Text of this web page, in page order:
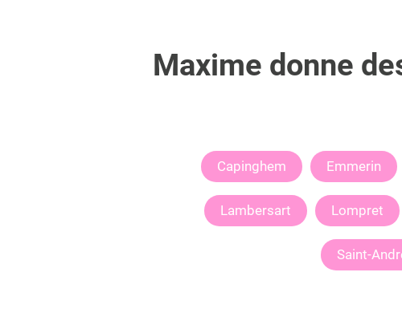
Maxime donne
Capinghem Emmerin
Lambersart Lompret
Saint-